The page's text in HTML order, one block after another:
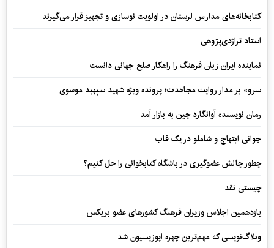
کتابخانه‌های مدارس لرستان در اولویت نوسازی و تجهیز قرار می‌گیرند
استاد تراژدی‌پژوهی
نماینده ایران زبان فرهنگ را راهکار صلح جهانی دانست
سرو» بر مدار روایت مجاهدت؛ پرونده ویژه شهید سپهبد موسوی
رمان نویسنده آوانگارد چین به بازار آمد
جوانی ابتهاج و شاملو در یک قاب
چطور چالش عضوگیری در باشگاه کتابخوانی را حل کنیم؟
چیستی نقد
یازدهمین اجلاس وزیران فرهنگ کشورهای عضو بریکس
وبلاگ‌نویسی که مهم‌ترین چهره اپوزیسیون شد